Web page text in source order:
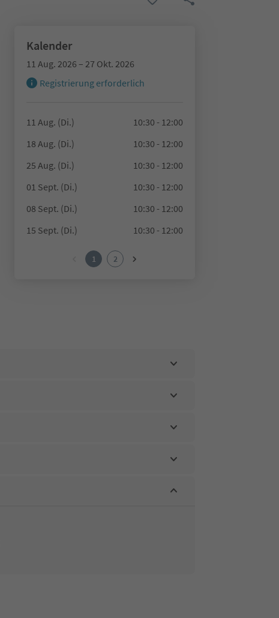
Kalender
11 Aug. 2026 – 27 Okt. 2026
Registrierung erforderlich
11 Aug. (Di.)
10:30 - 12:00
18 Aug. (Di.)
10:30 - 12:00
25 Aug. (Di.)
10:30 - 12:00
01 Sept. (Di.)
10:30 - 12:00
08 Sept. (Di.)
10:30 - 12:00
15 Sept. (Di.)
10:30 - 12:00
1 2